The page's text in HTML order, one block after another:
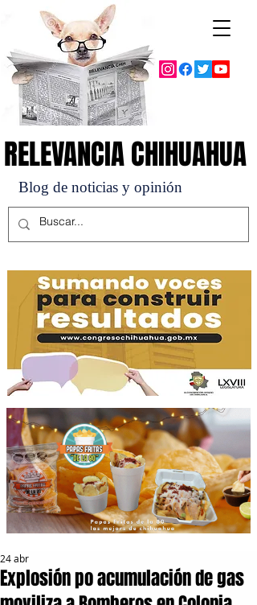
Blog de noticias y opinión
RELEVANCIA CHIHUAHUA
RELEVANCIA CHIHUAHUA
Explosión po acumulación de gas
24 abr